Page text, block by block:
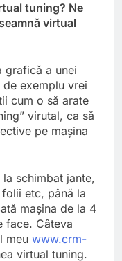
tuning? Ne
virtual
grafică a unei
exemplu vrei
cum o să arate
virutal, ca să
pe maşina
schimbat jante,
etc, până la
maşina de la 4
face. Câteva
meu www.crm-
virtual tuning.